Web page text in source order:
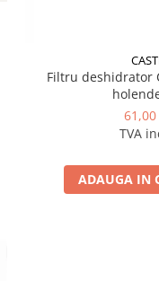
Filtru deshidrator
61,00
TVA
ADAUGA IN